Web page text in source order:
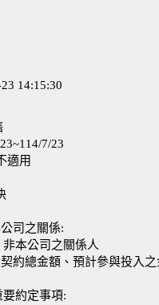
14:15:30
7/23
適用
司之關係:
本公司之關係人
約總金額、預計參與投入
要約定事項: